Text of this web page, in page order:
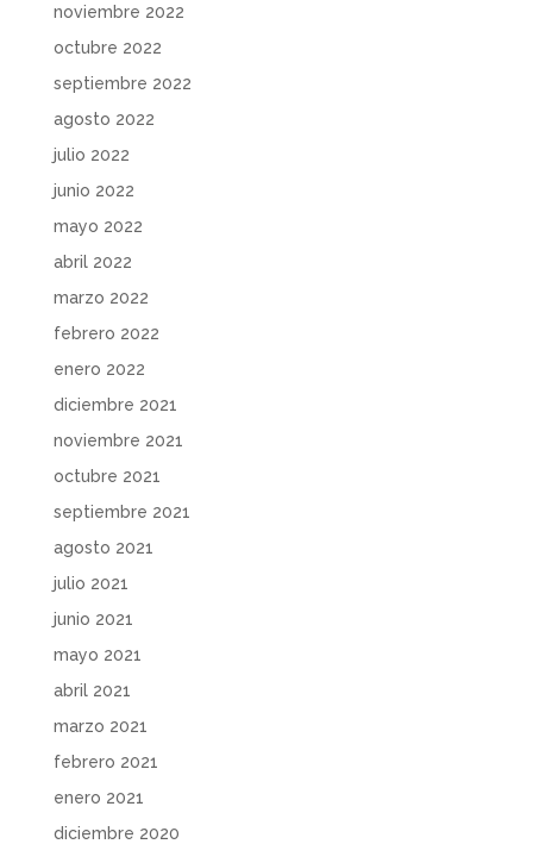
noviembre 2022
octubre 2022
septiembre 2022
agosto 2022
julio 2022
junio 2022
mayo 2022
abril 2022
marzo 2022
febrero 2022
enero 2022
diciembre 2021
noviembre 2021
octubre 2021
septiembre 2021
agosto 2021
julio 2021
junio 2021
mayo 2021
abril 2021
marzo 2021
febrero 2021
enero 2021
diciembre 2020